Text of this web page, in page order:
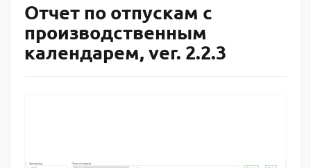
Отчет по отпускам с
производственным
календарем, ver. 2.2.3